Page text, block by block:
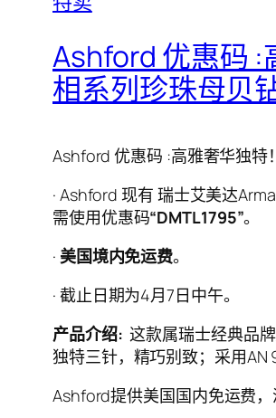
Ashford 优惠码 :
相系列珍珠母贝
Ashford 优惠码 :高雅奢华独特
· Ashford 现有 瑞士艾美达
需使用优惠码“DMTL1795”。
· 美国境内免运费。
· 截止日期为4月7日中午。
产品介绍:这款属瑞士经典品
独特三针，精巧别致；采用
Ashford提供美国国内免运费